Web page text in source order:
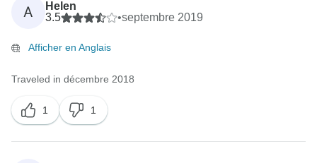
A
Helen
3.5
•septembre 2019
Afficher en Anglais
Traveled in décembre 2018
1 1